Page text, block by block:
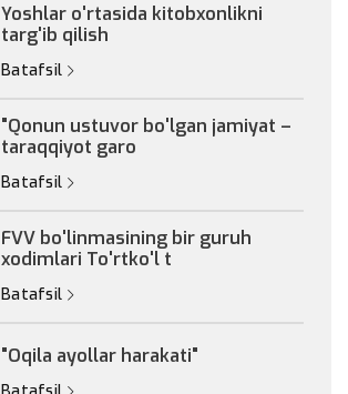
Yoshlar o'rtasida kitobxonlikni
targ'ib qilish
Batafsil
"Qonun ustuvor bo'lgan jamiyat –
taraqqiyot garo
Batafsil
FVV bo'linmasining bir guruh
xodimlari To'rtko'l t
Batafsil
"Oqila ayollar harakati"